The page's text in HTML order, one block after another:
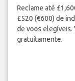
Reclame até
£520 (€600) de
de voos elegíveis.
gratuitamente.